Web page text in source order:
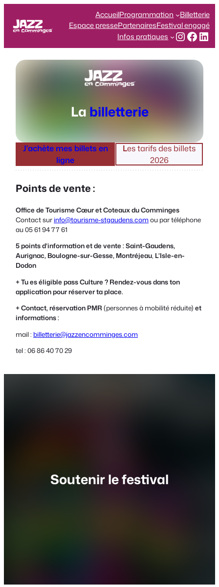
contenu
AccueilProgrammation
Billetterie
Espace pressePartenairesFestival engagé
Infos pratiques
La billetterie
J’achète mes billets en
ligne
Les tarifs des billets
2026
Points de vente :
Office de Tourisme Cœur et Coteaux du Comminges
Contact sur info@tourisme-stgaudens.comou par téléphone
au 05 61 94 77 61
5 points d’information et de vente : Saint-Gaudens,
Aurignac, Boulogne-sur-Gesse, Montréjeau, L’Isle-en-
Dodon
+ Tu es éligible pass Culture ? Rendez-vous dans ton
application pour réserver ta place.
+ Contact, réservation PMR (personnes à mobilité réduite) et
informations :
mail : billetterie@jazzencomminges.com
tel : 06 86 40 70 29
Soutenir le festival